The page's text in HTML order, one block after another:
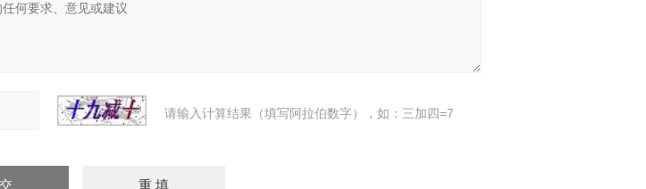
请输入计算结果（填写阿拉伯数字），如：三加四=7